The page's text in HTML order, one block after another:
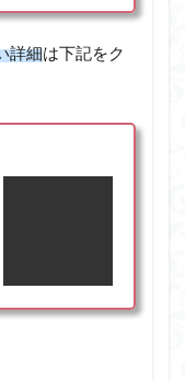
詳細は下記をク